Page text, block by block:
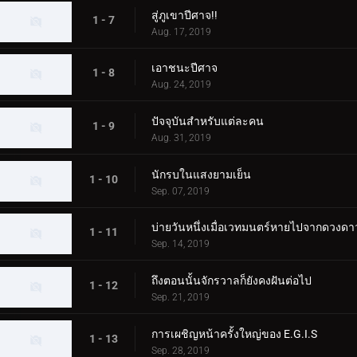
1 - 7 สู่ภูเขาปีศาจ!!
Aug. 17, 2019
1 - 8 เอาชนะปีศาจ
Aug. 24, 2019
1 - 9 ปัจจุบันสำหรับแต่ละคน
Aug. 31, 2019
1 - 10 นักรบในแสงยามเย็น
Sep. 07, 2019
1 - 11 บ่ายวันหนึ่งเมื่อเวทมนตร์หายไปจากดวงดา
Sep. 14, 2019
1 - 12 ถึงตอนนั้นจักรวาลก็ยังคงฝันต่อไป
Sep. 21, 2019
1 - 13 การเผชิญหน้าครั้งใหญ่ของ E.G.I.S
Sep. 28, 2019